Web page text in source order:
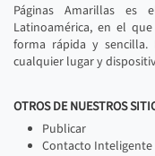
Páginas Amarillas es
Latinoamérica, en el
forma rápida y sencilla.
cualquier lugar y
OTROS DE NUESTROS
Publicar
Contacto Inteligente